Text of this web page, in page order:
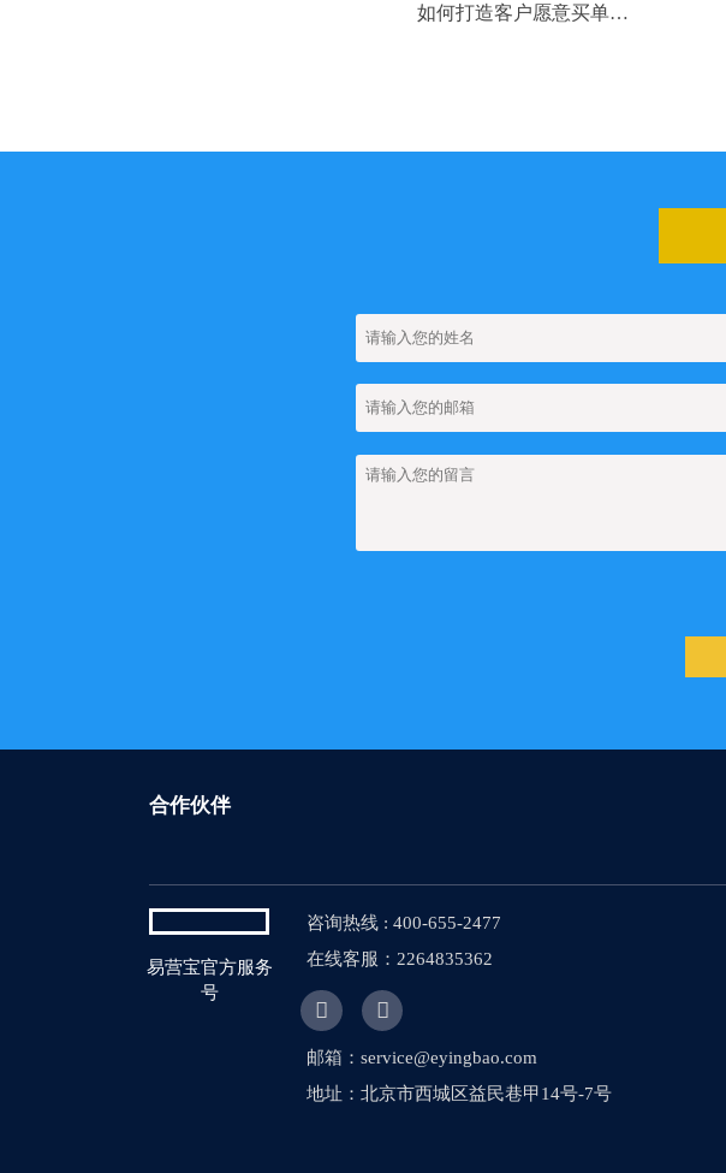
如何打造客户愿意买单的
合作伙伴
易营宝官方服务
号
咨询热线 : 400-655-2477
在线客服：2264835362
 
邮箱：service@eyingbao.com
地址：北京市西城区益民巷甲14号-7号